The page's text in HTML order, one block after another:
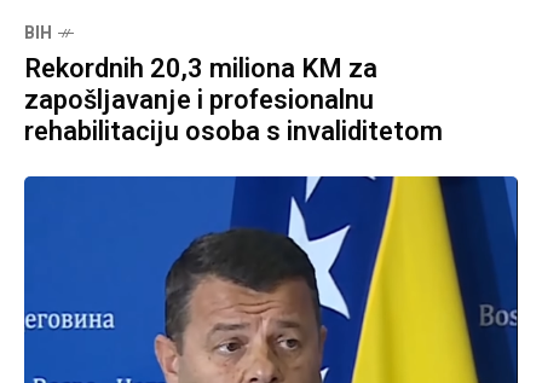
BIH
Rekordnih 20,3 miliona KM za
zapošljavanje i profesionalnu
rehabilitaciju osoba s invaliditetom